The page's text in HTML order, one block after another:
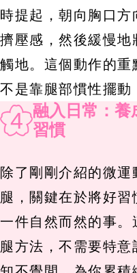
時提起，朝向胸口
擠壓感，然後緩慢
觸地。這個動作的
不是靠腿部慣性擺動
4 融入日常：養
習慣
除了剛剛介紹的微
腿，關鍵在於將好
一件自然而然的事
腿方法，不需要特